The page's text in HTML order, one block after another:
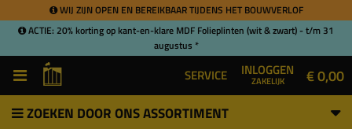
WIJ ZIJN OPEN EN BEREIKBAAR TIJDENS HET BOUWVERLOF
ACTIE: 20% korting op kant-en-klare MDF Folieplinten (wit & zwart) - t/m 31
augustus *
SERVICE INLOGGEN
ZAKELIJK € 0,00
ZOEKEN DOOR ONS ASSORTIMENT